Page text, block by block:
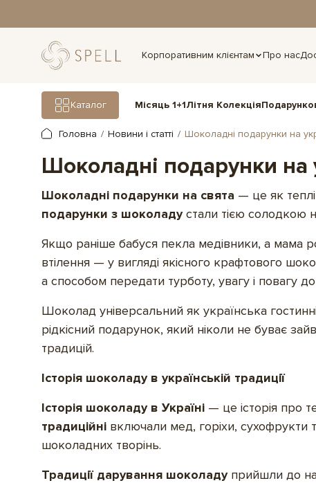
Корпоративним клієнтам Про нас
Каталог Місяць 1+1Літня Колекція
Головна Новини і статті Шоколадні подарунки на
Шоколадні подарунки на
Шоколадні подарунки на свята — це як
подарунки з шоколадустали тією солодкою
Якщо раніше бабуся пекла медівники, а мама
втілення — у вигляді якісного крафтового
а способом передати турботу, увагу і повагу
Шоколад універсальний як українська
рідкісний подарунок, який ніколи не буває
традицій.
Історія шоколаду в українській традиції
Історія шоколаду в Україні — це історія про
традиційні включали мед, горіхи, сухофрукти
шоколадних творінь.
Традиції дарування шоколадуприйшли до